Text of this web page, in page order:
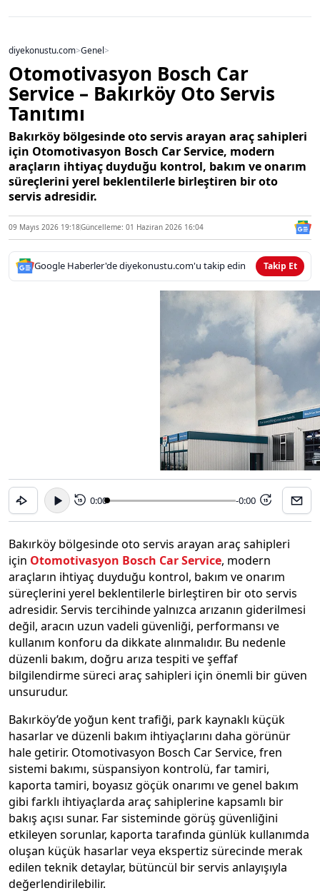
diyekonustu.com>Genel>
Otomotivasyon Bosch Car
Service – Bakırköy Oto Servis
Tanıtımı
Bakırköy bölgesinde oto servis arayan araç sahipleri
için Otomotivasyon Bosch Car Service, modern
araçların ihtiyaç duyduğu kontrol, bakım ve onarım
süreçlerini yerel beklentilerle birleştiren bir oto
servis adresidir.
09 Mayıs 2026 19:18Güncelleme: 01 Haziran 2026 16:04
Google Haberler'de diyekonustu.com'u takip edin Takip Et
15 0:00 -0:00 15
Bakırköy bölgesinde oto servis arayan araç sahipleri
için Otomotivasyon Bosch Car Service, modern
araçların ihtiyaç duyduğu kontrol, bakım ve onarım
süreçlerini yerel beklentilerle birleştiren bir oto servis
adresidir. Servis tercihinde yalnızca arızanın giderilmesi
değil, aracın uzun vadeli güvenliği, performansı ve
kullanım konforu da dikkate alınmalıdır. Bu nedenle
düzenli bakım, doğru arıza tespiti ve şeffaf
bilgilendirme süreci araç sahipleri için önemli bir güven
unsurudur.
Bakırköy’de yoğun kent trafiği, park kaynaklı küçük
hasarlar ve düzenli bakım ihtiyaçlarını daha görünür
hale getirir. Otomotivasyon Bosch Car Service, fren
sistemi bakımı, süspansiyon kontrolü, far tamiri,
kaporta tamiri, boyasız göçük onarımı ve genel bakım
gibi farklı ihtiyaçlarda araç sahiplerine kapsamlı bir
bakış açısı sunar. Far sisteminde görüş güvenliğini
etkileyen sorunlar, kaporta tarafında günlük kullanımda
oluşan küçük hasarlar veya ekspertiz sürecinde merak
edilen teknik detaylar, bütüncül bir servis anlayışıyla
değerlendirilebilir.